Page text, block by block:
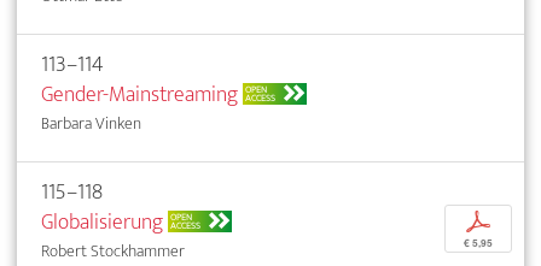
113–114
Gender-Mainstreaming OPEN
ACCESS
Barbara Vinken
115–118
Globalisierung OPEN
ACCESS
Robert Stockhammer
p
€ 5,95